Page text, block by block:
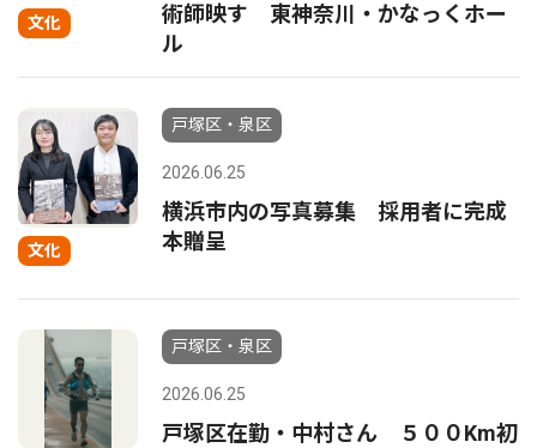
文化
術師映す 東神奈川・かなっくホー
ル
文化
戸塚区・泉区
2026.06.25
横浜市内の写真募集 採用者に完成
本贈呈
戸塚区・泉区
2026.06.25
戸塚区在勤・中村さん ５００Km初